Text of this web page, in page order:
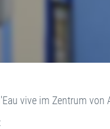
vive im Zentrum von